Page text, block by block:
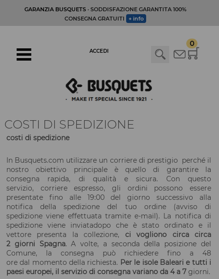
GARANZIA BUSQUETS· SODDISFAZIONE GARANTITA 100%
CONSEGNA GRATUITI
+ info
0
ACCEDI
COSTI DI SPEDIZIONE
costi di spedizione
In Busquets.com utilizzare un corriere di prestigio perché il
nostro obiettivo
principale è quello di
garantire la
consegna
rapida, di qualità e sicura.
Con questo
servizio, corriere espresso, gli ordini possono
essere
presentate
fino alle 19:00 del giorno
successivo alla
notifica
della spedizione del tuo ordine (avviso di
spedizione viene effettuata tramite e-mail). La notifica di
spedizione viene inviatadopo che è stato ordinato e
il
vettore presenta la
collezione,
ci vogliono circa circa
2 giorni Spagna. A volte, a seconda della posizione del
Comune, la consegna può richiedere fino
a 48
ore dal momento della richiesta. Per le isole Baleari e tutti i
paesi europei, il servizio di consegna variano da 4 a 7 giorni.